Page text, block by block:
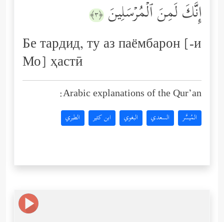
إِنَّكَ لَمِنَ ٱلۡمُرۡسَلِینَ ﴿٣﴾
Бе тардид, ту аз паёмбарон [-и
Мо] ҳастӣ
Arabic explanations of the Qur’an:
المُيسَّر السعدي البغوي ابن كثير الطبري